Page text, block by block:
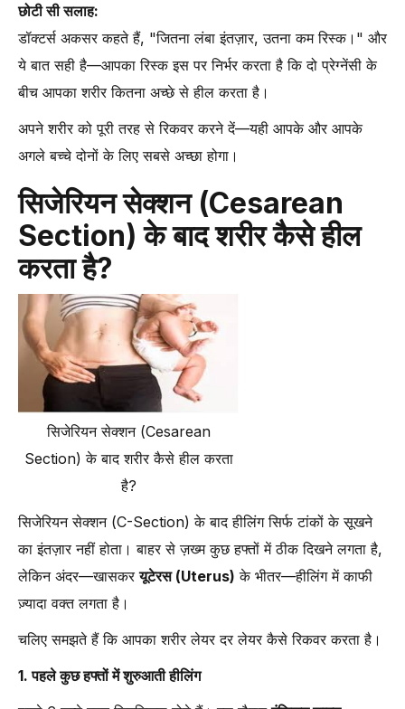
छोटी सी सलाह:
डॉक्टर्स अकसर कहते हैं, "जितना लंबा इंतज़ार, उतना कम रिस्क।" और
ये बात सही है—आपका रिस्क इस पर निर्भर करता है कि दो प्रेग्नेंसी के
बीच आपका शरीर कितना अच्छे से हील करता है।
अपने शरीर को पूरी तरह से रिकवर करने दें—यही आपके और आपके
अगले बच्चे दोनों के लिए सबसे अच्छा होगा।
सिजेरियन सेक्शन (Cesarean
Section) के बाद शरीर कैसे हील
करता है?
सिजेरियन सेक्शन (Cesarean
Section) के बाद शरीर कैसे हील करता
है?
सिजेरियन सेक्शन (C-Section) के बाद हीलिंग सिर्फ टांकों के सूखने
का इंतज़ार नहीं होता। बाहर से ज़ख्म कुछ हफ्तों में ठीक दिखने लगता है,
लेकिन अंदर—खासकरयूटेरस (Uterus) के भीतर—हीलिंग में काफी
ज़्यादा वक्त लगता है।
चलिए समझते हैं कि आपका शरीर लेयर दर लेयर कैसे रिकवर करता है।
1. पहले कुछ हफ्तों में शुरुआती हीलिंग